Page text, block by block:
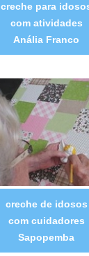
creche para
com atividades
Anália Franco
creche de idosos
com cuidadores
Sapopemba